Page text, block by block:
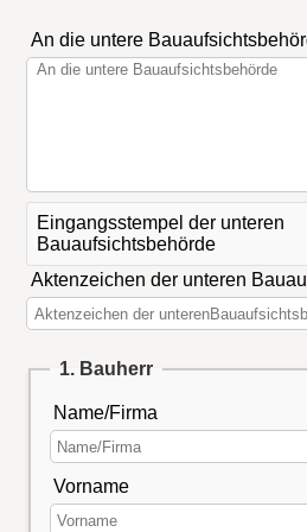
An die untere
Eingangsstempel der unteren
Bauaufsichtsbehörde
Aktenzeichen der unteren
1. Bauherr
Name/Firma
Vorname